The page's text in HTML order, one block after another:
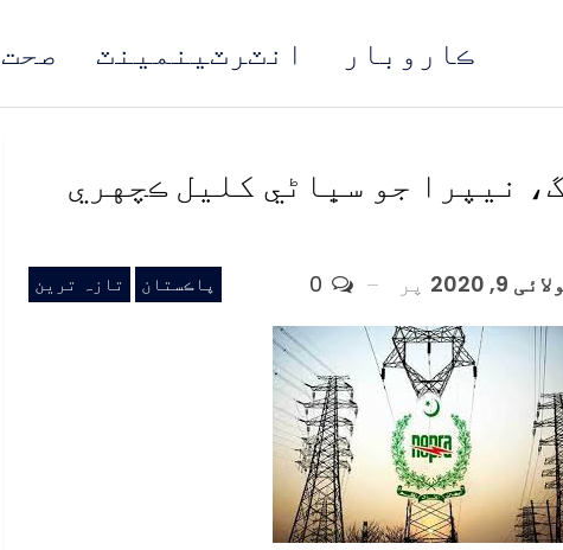
صحت انٽرٽينمينٽ ڪاروبار
نيپرا جو سڀاڻي کليل ڪچهري
پاڪستان تازہ ترین 9, 2020 پر